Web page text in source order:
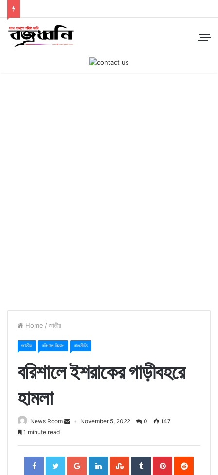
Home / জাতীয়
জাতীয় বরিশাল বিভাগ রাজনীতি
বরিশালে ইশরাকের গাড়ীবহরে
হামলা
News Room November 5, 2022 0
147
1 minute read
FacebookTwitterGoogle+LinkedInStumbleUpon
TumblrPinterestReddit